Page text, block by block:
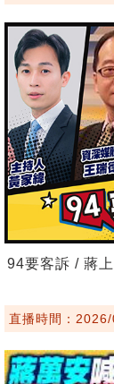
94要客訴 / 蔣
直播時間：